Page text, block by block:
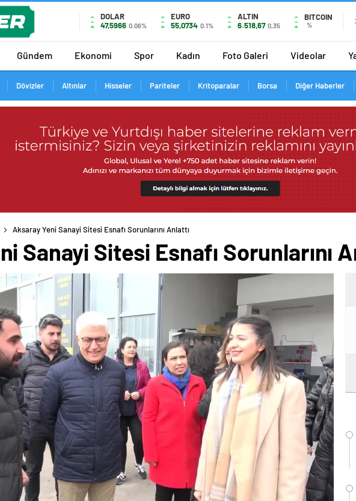
DOLAR
47,5966 0.06%
EURO
55,0734 0.1%
ALTIN
6.518,67 0,35
BITCOIN
%
Gündem Ekonomi Spor Kadın Foto Galeri Videolar
Dövizler Altınlar Hisseler Pariteler Kritoparalar Borsa Diğer Haberler
Aksaray Yeni Sanayi Sitesi Esnafı Sorunlarını Anlattı
Sanayi Sitesi Esnafı Sorunlarını